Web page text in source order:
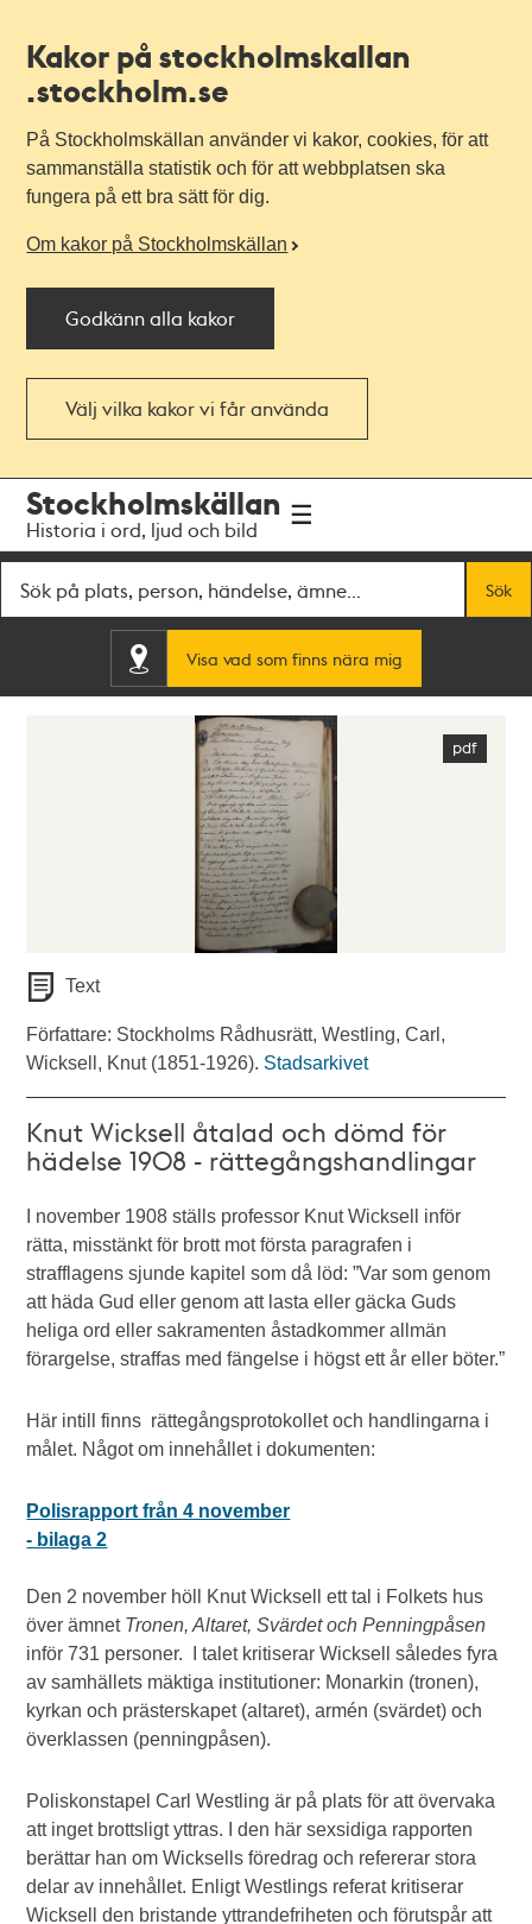
Kakor på stockholmskallan
.stockholm.se
På Stockholmskällan använder vi kakor, cookies, för att
sammanställa statistik och för att webbplatsen ska
fungera på ett bra sätt för dig.
Om kakor på Stockholmskällan
Godkänn alla kakor
Välj vilka kakor vi får använda
navigationen
huvudinnehållet
Stockholmskällan
Historia i ord, ljud och bild
Sök
Visa vad som finns nära mig
Text
Författare: Stockholms Rådhusrätt, Westling, Carl,
Wicksell, Knut (1851-1926). Stadsarkivet
Knut Wicksell åtalad och dömd för
hädelse 1908 - rättegångshandlingar
I november 1908 ställs professor Knut Wicksell inför
rätta, misstänkt för brott mot första paragrafen i
strafflagens sjunde kapitel som då löd: ”Var som genom
att häda Gud eller genom att lasta eller gäcka Guds
heliga ord eller sakramenten åstadkommer allmän
förargelse, straffas med fängelse i högst ett år eller böter.”
Här intill finns rättegångsprotokollet och handlingarna i
målet. Något om innehållet i dokumenten:
Polisrapport från 4 november
- bilaga 2
Den 2 november höll Knut Wicksell ett tal i Folkets hus
över ämnet Tronen, Altaret, Svärdet och Penningpåsen
inför 731 personer. I talet kritiserar Wicksell således fyra
av samhällets mäktiga institutioner: Monarkin (tronen),
kyrkan och prästerskapet (altaret), armén (svärdet) och
överklassen (penningpåsen).
Poliskonstapel Carl Westling är på plats för att övervaka
att inget brottsligt yttras. I den här sexsidiga rapporten
berättar han om Wicksells föredrag och refererar stora
delar av innehållet. Enligt Westlings referat kritiserar
Wicksell den bristande yttrandefriheten och förutspår att